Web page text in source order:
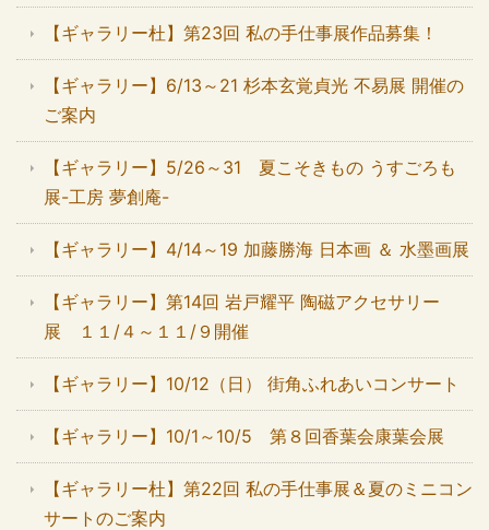
【ギャラリー杜】第23回 私の手仕事展作品募集！
【ギャラリー】6/13～21 杉本玄覚貞光 不易展 開催の
ご案内
【ギャラリー】5/26～31 夏こそきもの うすごろも
展-工房 夢創庵-
【ギャラリー】4/14～19 加藤勝海 日本画 ＆ 水墨画展
【ギャラリー】第14回 岩戸耀平 陶磁アクセサリー
展 １１/４～１１/９開催
【ギャラリー】10/12（日） 街角ふれあいコンサート
【ギャラリー】10/1～10/5 第８回香葉会康葉会展
【ギャラリー杜】第22回 私の手仕事展＆夏のミニコン
サートのご案内